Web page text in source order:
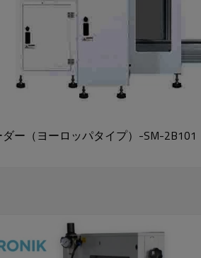
ー（ヨーロッパタイプ）-SM-2B101